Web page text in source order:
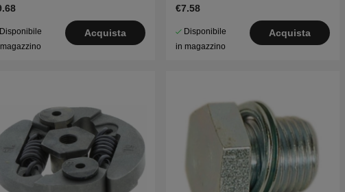
Disponibile
Acquista
€7.58
Disponibile
in magazzino
Acquista